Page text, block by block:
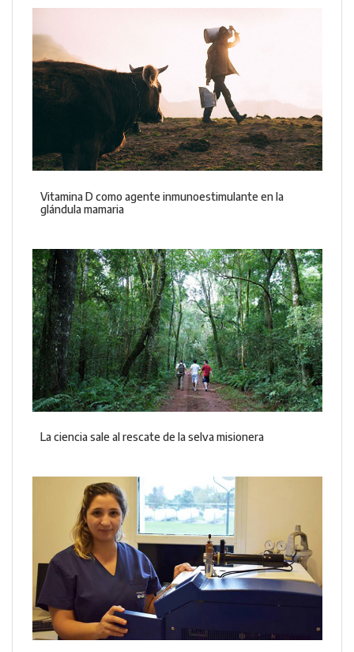
Vitamina D como agente inmunoestimulante en la
glándula mamaria
La ciencia sale al rescate de la selva misionera